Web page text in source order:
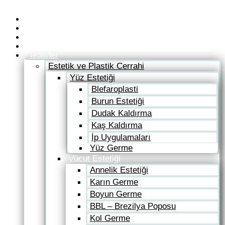
Tedaviler
Estetik ve Plastik Cerrahi
Yüz Estetiği
Blefaroplasti
Burun Estetiği
Dudak Kaldırma
Kaş Kaldırma
İp Uygulamaları
Yüz Germe
Vücut Estetiği
Annelik Estetiği
Karın Germe
Boyun Germe
BBL – Brezilya Poposu
Kol Germe